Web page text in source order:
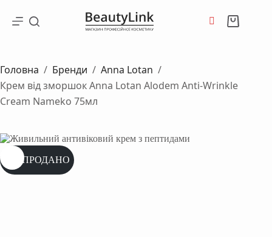
вмісту
Кошик
Головна / Бренди / Anna Lotan /
Крем від зморшок Anna Lotan Alodem Anti-Wrinkle
Cream Nameko 75мл
РОЗПРОДАНО